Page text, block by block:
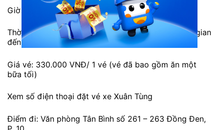
Giờ xuất phát: 10h00 và 12h00 hàng ngày.
Thời gian di chuyển: Khoảng 18h50. Tuy nhiên thời gian
đến còn tùy vào tình hình giao thông.
Giá vé: 330.000 VNĐ/ 1 vé (vé đã bao gồm ăn một
bữa tối)
Xem số điện thoại đặt vé xe Xuân Tùng
Điểm đi: Văn phòng Tân Bình số 261 – 263 Đồng Đen,